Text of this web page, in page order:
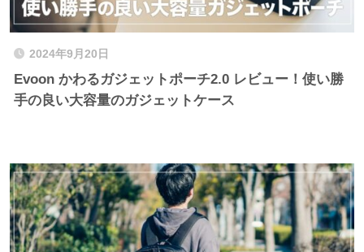
2024年9月20日
Evoon かわるガジェットポーチ2.0 レビュー！使い勝
手の良い大容量のガジェットケース